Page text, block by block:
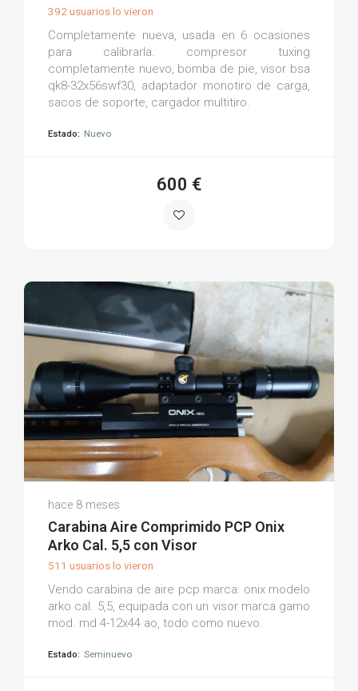
392 usuarios lo vieron
Completamente nueva, usada en 6 ocasiones
para calibrarla. compresor tuxing
completamente nuevo, bomba de pie, visor bsa
qk8-32x56swf30, adaptador monotiro de carga,
sacos de soporte, cargador multitiro.
Estado: Nuevo
600 €
(0)
hace 8 meses
Carabina Aire Comprimido PCP Onix
Arko Cal. 5,5 con Visor
511 usuarios lo vieron
Vendo carabina de aire pcp marca: onix modelo
arko cal. 5,5, equipada con un visor marca gamo
mod. md 4-12x44 ao, todo como nuevo.
Estado: Seminuevo